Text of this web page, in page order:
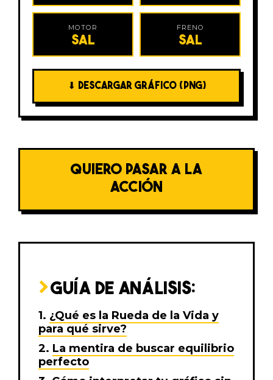
MOTOR
SAL
FRENO
SAL
⬇ DESCARGAR GRÁFICO (PNG)
QUIERO PASAR A LA
ACCIÓN
GUÍA DE ANÁLISIS:
¿Qué es la Rueda de la Vida y
para qué sirve?
La mentira de buscar equilibrio
perfecto